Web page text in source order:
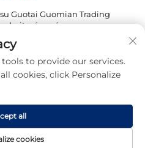
Guotai Guomian Trading
droits réservés
confidentialité
to provide our services.
cookies, click Personalize
cookies
all